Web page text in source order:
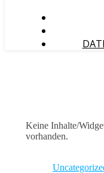
Keine Inhalte/
vorhanden.